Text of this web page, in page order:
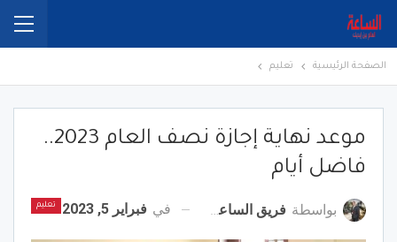
الصفحة الرئيسية تعليم
موعد نهاية إجازة نصف العام 2023..
فاضل أيام
تعليم بواسطة فريق الساعة برس في فبراير 5, 2023